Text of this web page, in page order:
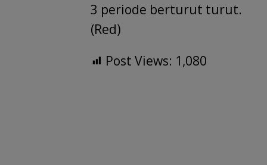
3 periode berturut turut.
(Red)
Post Views: 1,080